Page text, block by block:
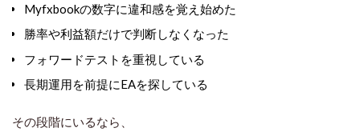
Myfxbookの数字に違和感を覚え始めた
勝率や利益額だけで判断しなくなった
フォワードテストを重視している
長期運用を前提にEAを探している
その段階にいるなら、